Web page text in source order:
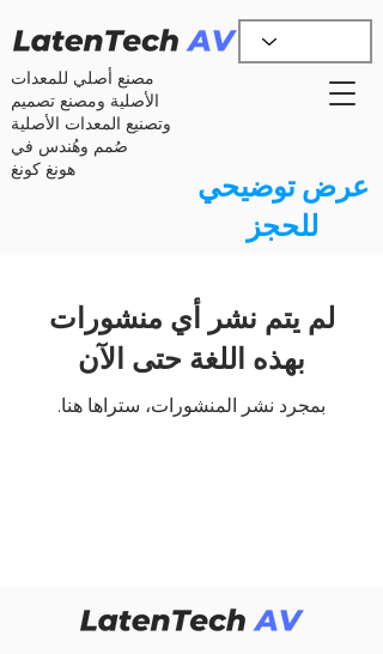
مصنع أصلي للمعدات
الأصلية ومصنع تصميم
وتصنيع المعدات الأصلية
صُمم وهُندس في
هونغ كونغ
عرض توضيحي
للحجز
لم يتم نشر أي منشورات
بهذه اللغة حتى الآن
بمجرد نشر المنشورات، ستراها هنا.